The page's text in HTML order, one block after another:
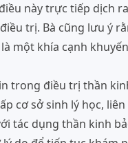
này trực tiếp dịch
trị. Bà cũng lưu ý
một khía cạnh
trong điều trị thần
cơ sở sinh lý học,
tác dụng thần kinh